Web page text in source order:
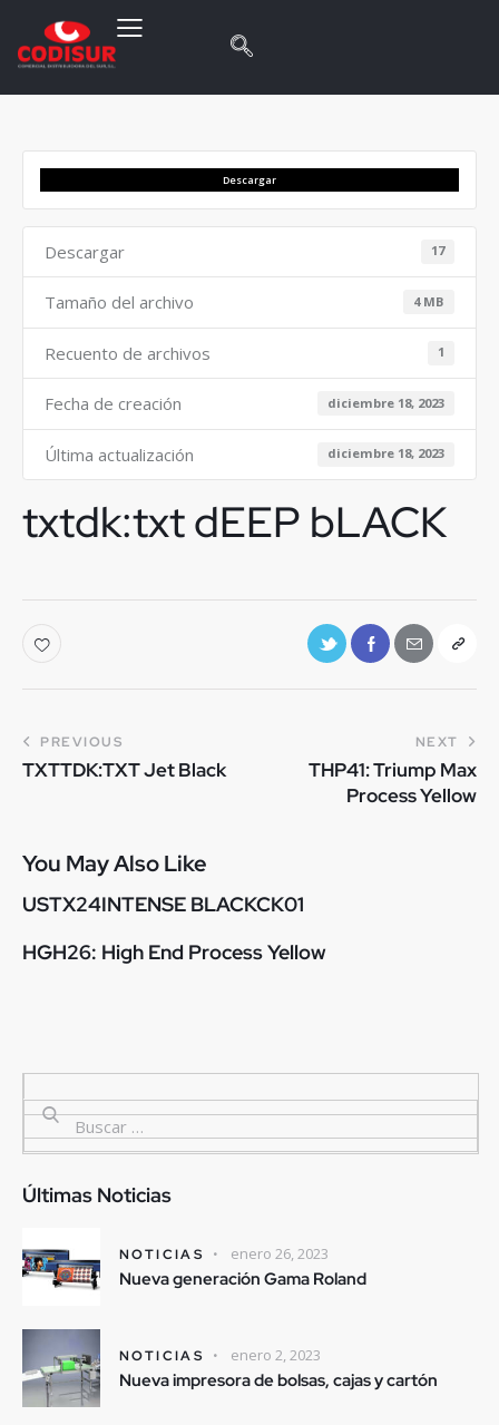
Descargar
Descargar 17
Tamaño del archivo 4 MB
Recuento de archivos 1
Fecha de creación diciembre 18, 2023
Última actualización diciembre 18, 2023
txtdk:txt dEEP bLACK
PREVIOUS
TXTTDK:TXT Jet Black
NEXT
THP41: Triump Max
Process Yellow
You May Also Like
USTX24INTENSE BLACKCK01
HGH26: High End Process Yellow
Últimas Noticias
NOTICIAS enero 26, 2023
Nueva generación Gama Roland
NOTICIAS enero 2, 2023
Nueva impresora de bolsas, cajas y cartón